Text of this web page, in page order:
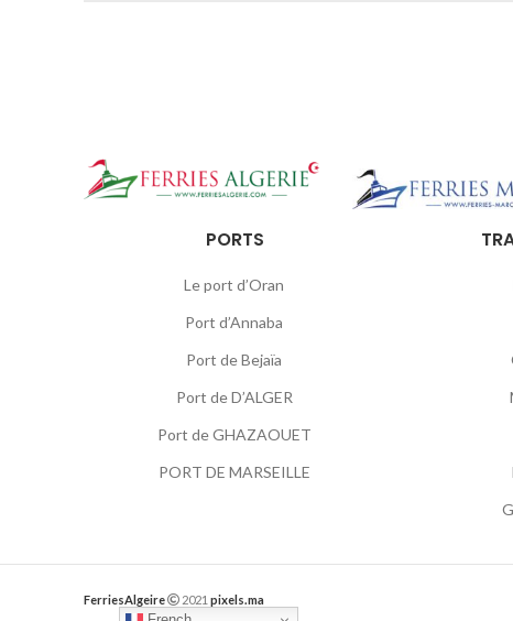
PORTS
Le port d’Oran
Port d’Annaba
Port de Bejaïa
Port de D’ALGER
Port de GHAZAOUET
PORT DE MARSEILLE
FerriesAlgeire 2021 pixels.ma